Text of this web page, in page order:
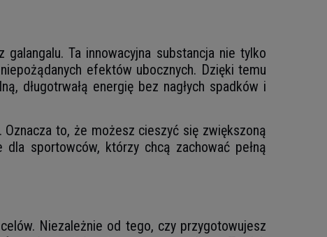
Ta innowacyjna substancja nie tylko
efektów ubocznych. Dzięki temu
długotrwałą energię bez nagłych spadków i
Oznacza to, że możesz cieszyć się zwiększoną
sportowców, którzy chcą zachować pełną
Niezależnie od tego, czy przygotowujesz